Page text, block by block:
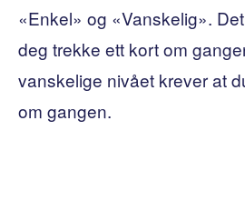
«Enkel» og «Vanskelig».
deg trekke ett kort om
vanskelige nivået krever at
om gangen.